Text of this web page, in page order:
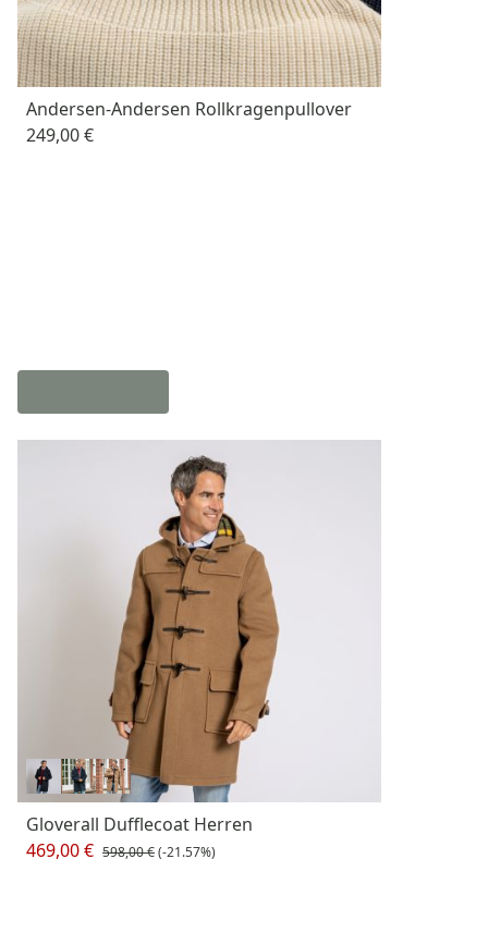
Andersen-Andersen Rollkragenpullover
249,00 €
Gloverall Dufflecoat Herren
469,00 € 598,00 €(-21.57%)